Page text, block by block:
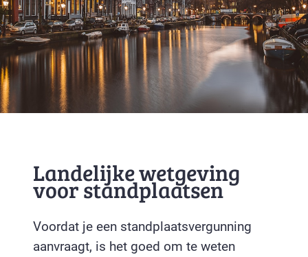
Landelijke wetgeving
voor standplaatsen
Voordat je een standplaatsvergunning
aanvraagt, is het goed om te weten